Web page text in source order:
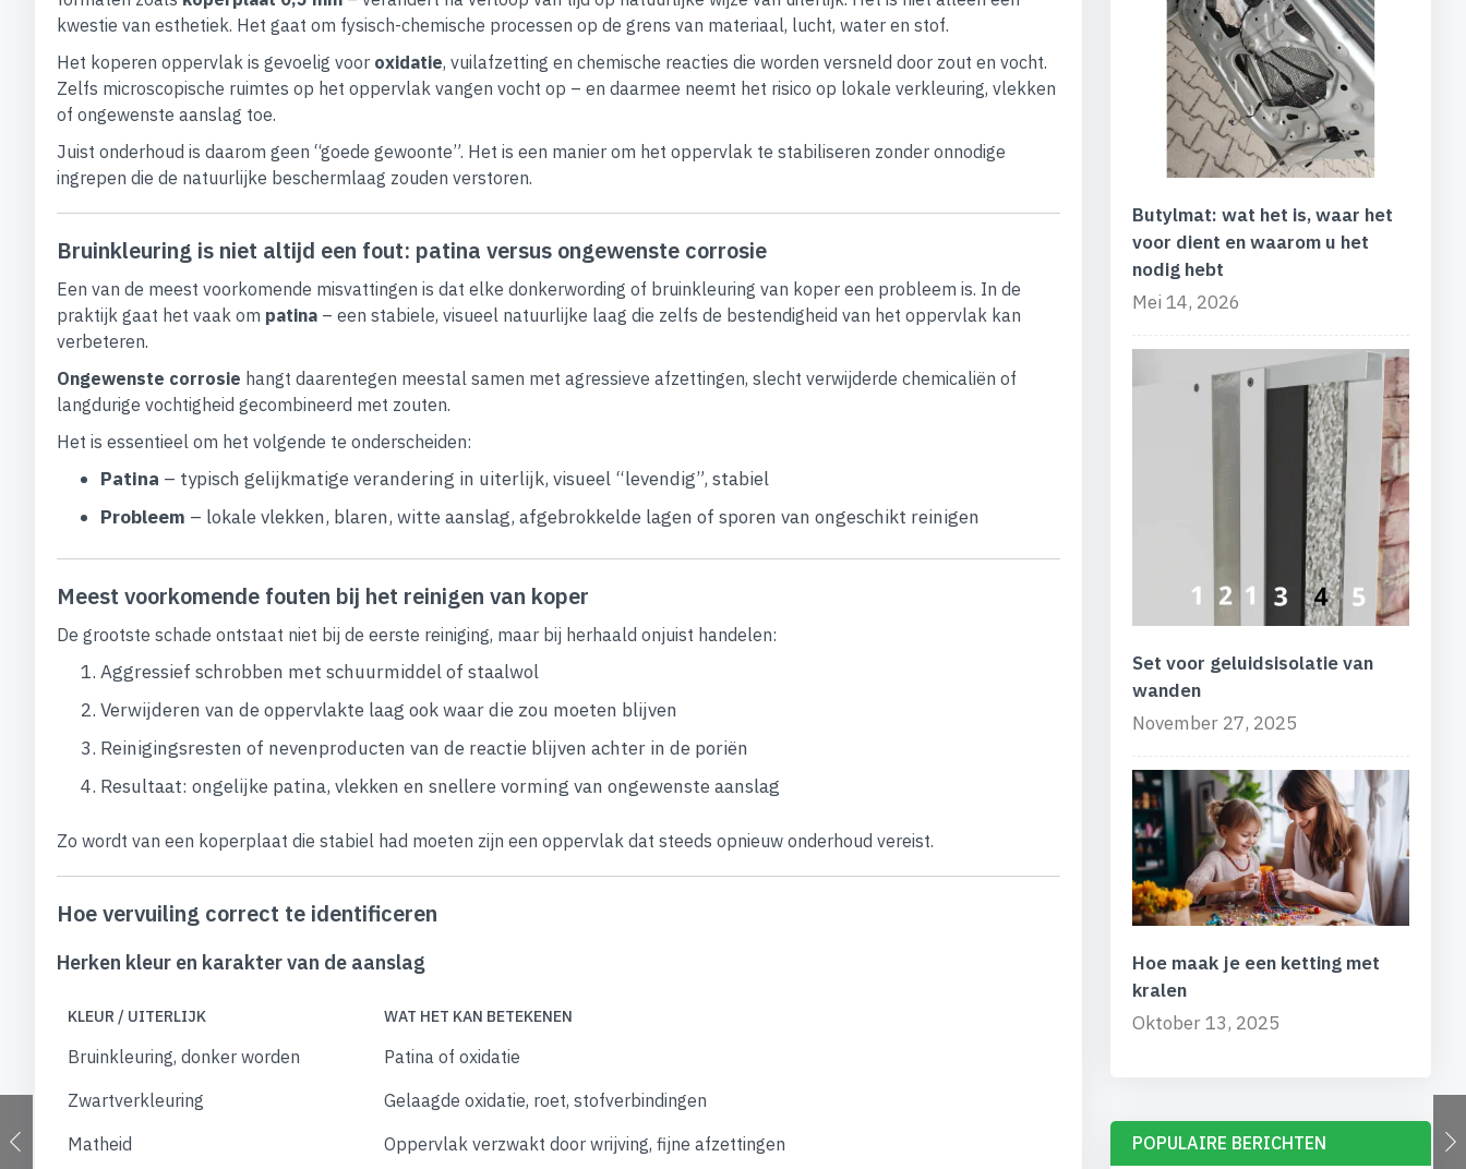
kwestie van esthetiek. Het gaat om fysisch-chemische processen op de grens van materiaal, lucht, water en stof.
Het koperen oppervlak is gevoelig voor oxidatie, vuilafzetting en chemische reacties die worden versneld door zout en vocht.
Zelfs microscopische ruimtes op het oppervlak vangen vocht op – en daarmee neemt het risico op lokale verkleuring, vlekken
of ongewenste aanslag toe.
Juist onderhoud is daarom geen “goede gewoonte”. Het is een manier om het oppervlak te stabiliseren zonder onnodige
ingrepen die de natuurlijke beschermlaag zouden verstoren.
Bruinkleuring is niet altijd een fout: patina versus ongewenste corrosie
Een van de meest voorkomende misvattingen is dat elke donkerwording of bruinkleuring van koper een probleem is. In de
praktijk gaat het vaak om patina – een stabiele, visueel natuurlijke laag die zelfs de bestendigheid van het oppervlak kan
verbeteren.
Ongewenste corrosie hangt daarentegen meestal samen met agressieve afzettingen, slecht verwijderde chemicaliën of
langdurige vochtigheid gecombineerd met zouten.
Het is essentieel om het volgende te onderscheiden:
Patina – typisch gelijkmatige verandering in uiterlijk, visueel “levendig”, stabiel
Probleem – lokale vlekken, blaren, witte aanslag, afgebrokkelde lagen of sporen van ongeschikt reinigen
Meest voorkomende fouten bij het reinigen van koper
De grootste schade ontstaat niet bij de eerste reiniging, maar bij herhaald onjuist handelen:
Aggressief schrobben met schuurmiddel of staalwol
Verwijderen van de oppervlakte laag ook waar die zou moeten blijven
Reinigingsresten of nevenproducten van de reactie blijven achter in de poriën
Resultaat: ongelijke patina, vlekken en snellere vorming van ongewenste aanslag
Zo wordt van een koperplaat die stabiel had moeten zijn een oppervlak dat steeds opnieuw onderhoud vereist.
Hoe vervuiling correct te identificeren
Herken kleur en karakter van de aanslag
KLEUR / UITERLIJK WAT HET KAN BETEKENEN
Bruinkleuring, donker worden
Patina of oxidatie
Zwartverkleuring
Gelaagde oxidatie, roet, stofverbindingen
Matheid
Oppervlak verzwakt door wrijving, fijne afzettingen
Butylmat: wat het is, waar het
voor dient en waarom u het
nodig hebt
Mei 14, 2026
Set voor geluidsisolatie van
wanden
November 27, 2025
Hoe maak je een ketting met
kralen
Oktober 13, 2025
POPULAIRE BERICHTEN